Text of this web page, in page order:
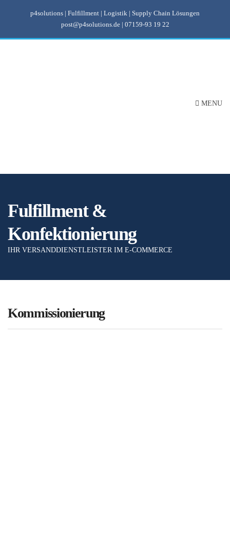
p4solutions | Fulfillment | Logistik | Supply Chain Lösungen
post@p4solutions.de| 07159-93 19 22
MENU
Fulfillment &
Konfektionierung
IHR VERSANDDIENSTLEISTER IM E-COMMERCE
Kommissionierung